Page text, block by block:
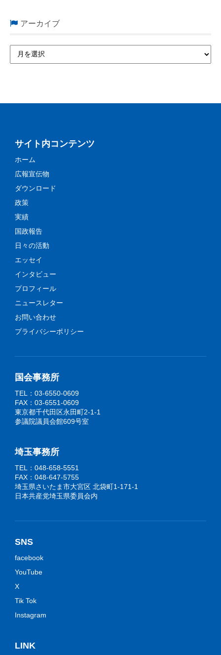
アーカイブ
サイト内コンテンツ
ホーム
広報宣伝物
ダウンロード
政策
実績
国政報告
日々の活動
エッセイ
インタビュー
プロフィール
ニュースレター
お問い合わせ
プライバシーポリシー
国会事務所
TEL：03-6550-0609
FAX：03-6551-0609
東京都千代田区永田町2-1-1
参議院議員会館609号室
埼玉事務所
TEL：048-658-5551
FAX：048-647-5755
埼玉県さいたま市大宮区 北袋町1-171-1
日本共産党埼玉県委員会内
SNS
facebook
YouTube
X
Tik Tok
Instagram
LINK